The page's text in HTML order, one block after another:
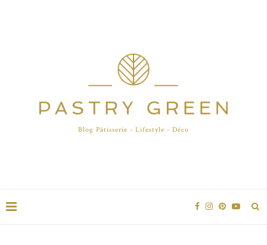
Blog Pâtisserie - Lifestyle - Déco